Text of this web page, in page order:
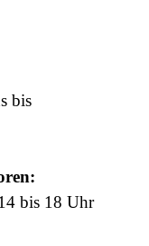
bis
bis 18 Uhr